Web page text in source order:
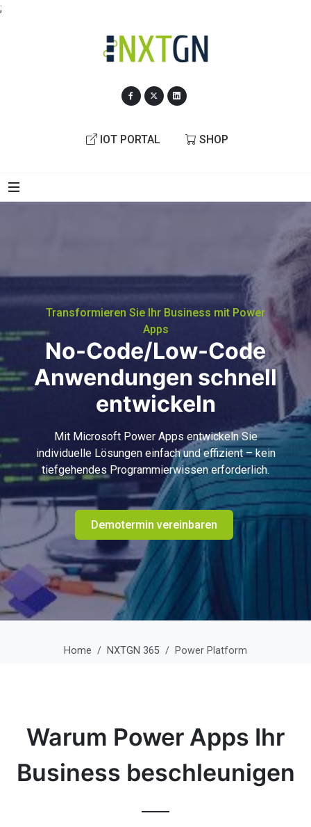
;
IOT PORTAL SHOP
Transformieren Sie Ihr Business mit Power
Apps
No-Code/Low-Code
Anwendungen schnell
entwickeln
Mit Microsoft Power Apps entwickeln Sie
individuelle Lösungen einfach und effizient – kein
tiefgehendes Programmierwissen erforderlich.
Demotermin vereinbaren
Home NXTGN 365 Power Platform
Warum Power Apps Ihr
Business beschleunigen